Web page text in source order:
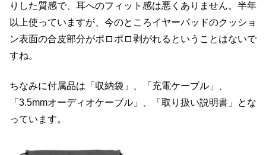
りした質感で、耳へのフィット感は悪くありません。半年
以上使っていますが、今のところイヤーパッドのクッショ
ン表面の合皮部分がポロポロ剥がれるということはないで
すね。
ちなみに付属品は「収納袋」、「充電ケーブル」、
「3.5mmオーディオケーブル」、「取り扱い説明書」とな
っています。